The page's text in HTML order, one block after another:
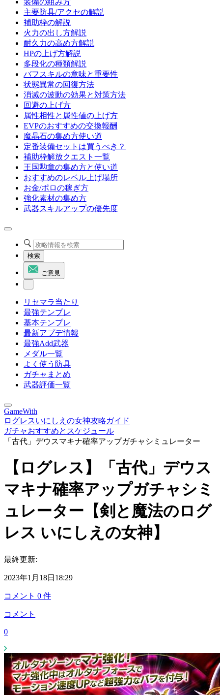
装備の組み方
主要防具/アクセの解説
補助枠の解説
火力の出し方解説
耐久力の高め方解説
HPの上げ方解説
多段化の種類解説
バフスキルの意味と重要性
状態異常の回復方法
消滅の波動の効果と対策方法
回避の上げ方
属性相性と属性値の上げ方
EVPのおすすめの交換報酬
魔晶石の集め方使い道
定番装備セットは買うべき？
補助枠解放クエスト一覧
王国勲章の集め方と使い道
おすすめのレベル上げ場所
お金/ポロの稼ぎ方
強化素材の集め方
武器スキルアップの優先度
検索
ご意見
リセマラ当たり
最強テンプレ
基本テンプレ
最新アプデ情報
最強Add武器
メダル一覧
よく使う防具
ガチャまとめ
武器評価一覧
GameWith
ログレスいにしえの女神攻略ガイド
ガチャおすすめとスケジュール
「古代」デウスマキナ確率アップガチャシミュレーター
【ログレス】「古代」デウス
マキナ確率アップガチャシミ
ュレーター【剣と魔法のログ
レス いにしえの女神】
最終更新:
2023年1月18日18:29
コメント 0 件
コメント
0